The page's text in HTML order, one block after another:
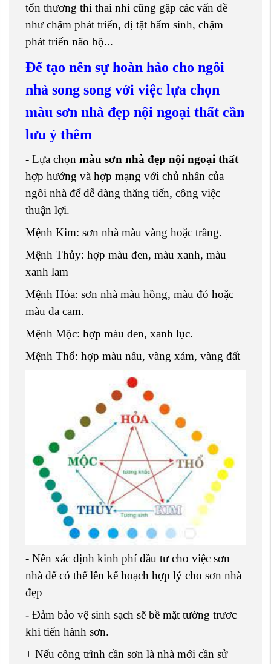
tổn thương thì thai nhi cũng gặp các vấn đề
như chậm phát triển, dị tật bẩm sinh, chậm
phát triển não bộ...
Để tạo nên sự hoàn hảo cho ngôi
nhà song song với việc lựa chọn
màu sơn nhà đẹp nội ngoại thất cần
lưu ý thêm
- Lựa chọn màu sơn nhà đẹp nội ngoại thất
hợp hướng và hợp mạng với chủ nhân của
ngôi nhà để dễ dàng thăng tiến, công việc
thuận lợi.
Mệnh Kim: sơn nhà màu vàng hoặc trắng.
Mệnh Thủy: hợp màu đen, màu xanh, màu
xanh lam
Mệnh Hỏa: sơn nhà màu hồng, màu đỏ hoặc
màu da cam.
Mệnh Mộc: hợp màu đen, xanh lục.
Mệnh Thổ: hợp màu nâu, vàng xám, vàng đất
- Nên xác định kinh phí đầu tư cho việc sơn
nhà để có thể lên kế hoạch hợp lý cho sơn nhà
đẹp
- Đảm bảo vệ sinh sạch sẽ bề mặt tường trươc
khi tiến hành sơn.
+ Nếu công trình cần sơn là nhà mới cần sử